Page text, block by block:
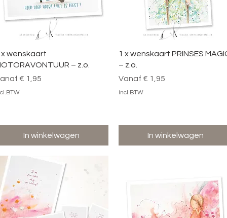
Snel overzicht
x wenskaart
– z.o.
€ 1,95
In winkelwagen
Snel overzicht
1 x wenskaart PRINSES
– z.o.
Vanaf € 1,95
Verkoopprijs
incl.BTW
In winkelwagen